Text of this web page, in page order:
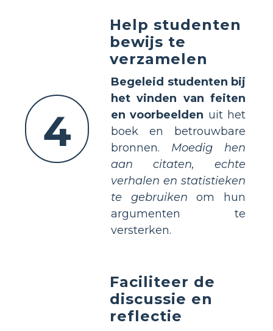
4
Help studenten
bewijs te
verzamelen
Begeleid studenten bij
het vinden van feiten
en voorbeelden uit het
boek en betrouwbare
bronnen. Moedig hen
aan citaten, echte
verhalen en statistieken
te gebruiken om hun
argumenten te
versterken.
Faciliteer de
discussie en
reflectie